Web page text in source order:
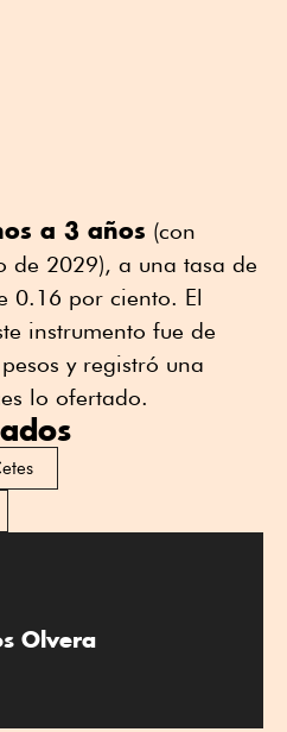
a 3 años (con
de 2029), a una tasa de
0.16 por ciento. El
instrumento fue de
y registró una
lo ofertado.
Olvera